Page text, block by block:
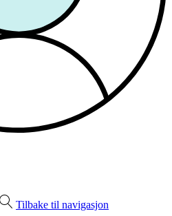
Tilbake til navigasjon